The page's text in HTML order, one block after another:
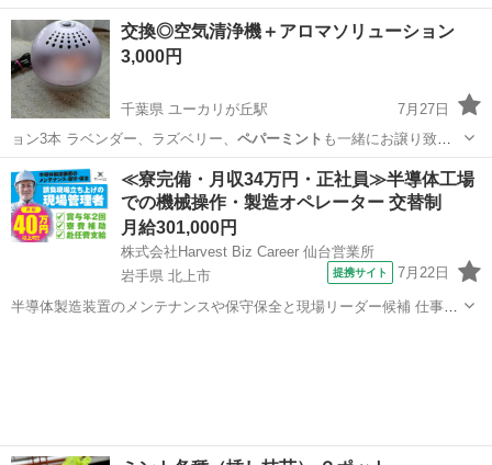
ー記載有り…
大阪 豊中市 スカート ピンク
交換◎空気清浄機＋アロマソリューション
3,000円
千葉県 ユーカリが丘駅
7月27日
ョン3本 ラベンダー、ラズベリー、 ペパーミント も一緒にお譲り致し
ます 3つとも箱…
千葉 佐倉市 ユーカリが丘駅 その他 ペパーミント
≪寮完備・月収34万円・正社員≫半導体工場
での機械操作・製造オペレーター 交替制
月給301,000円
株式会社Harvest Biz Career 仙台営業所
岩手県 北上市
提携サイト 7月22日
半導体製造装置のメンテナンスや保守保全と現場リーダー候補 仕事内